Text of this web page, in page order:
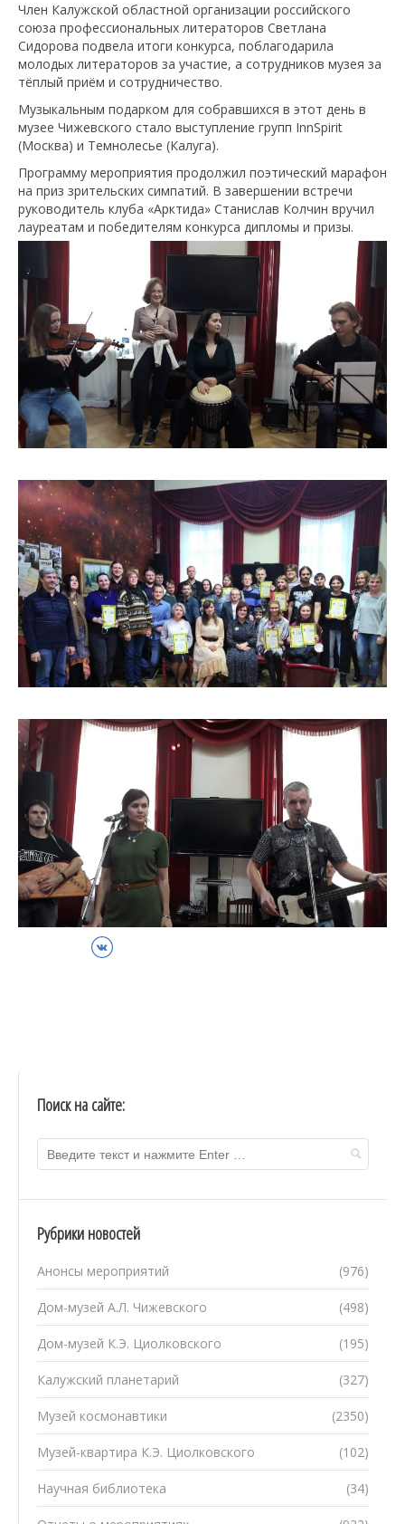
Член Калужской областной организации российского
союза профессиональных литераторов Светлана
Сидорова подвела итоги конкурса, поблагодарила
молодых литераторов за участие, а сотрудников музея за
тёплый приём и сотрудничество.
Музыкальным подарком для собравшихся в этот день в
музее Чижевского стало выступление групп InnSpirit
(Москва) и Темнолесье (Калуга).
Программу мероприятия продолжил поэтический марафон
на приз зрительских симпатий. В завершении встречи
руководитель клуба «Арктида» Станислав Колчин вручил
лауреатам и победителям конкурса дипломы и призы.
ВКонтакте
Поиск на сайте:
Рубрики новостей
(976)
Анонсы мероприятий
(498)
Дом-музей А.Л. Чижевского
(195)
Дом-музей К.Э. Циолковского
(327)
Калужский планетарий
(2350)
Музей космонавтики
(102)
Музей-квартира К.Э. Циолковского
(34)
Научная библиотека